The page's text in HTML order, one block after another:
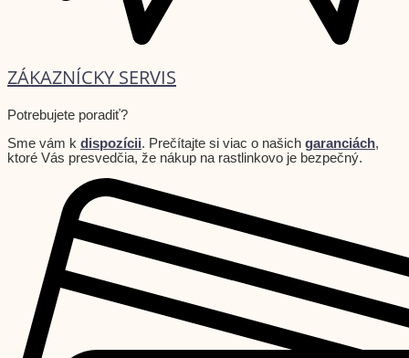
ZÁKAZNÍCKY SERVIS
Potrebujete poradiť?
Sme vám k dispozícii. Prečítajte si viac o našich garanciách,
ktoré Vás presvedčia, že nákup na rastlinkovo je bezpečný.